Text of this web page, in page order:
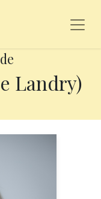
Landry)